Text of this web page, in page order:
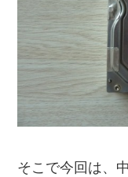
そこで今回は、